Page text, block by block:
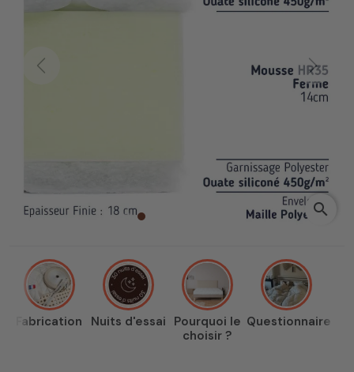
Previous Next
search
Fabrication Nuits d'essai Pourquoi le
choisir ?
Questionnaire